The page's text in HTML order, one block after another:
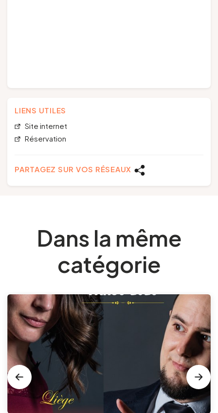
LIENS UTILES
Site internet
Réservation
PARTAGEZ SUR VOS RÉSEAUX
Dans la même
catégorie